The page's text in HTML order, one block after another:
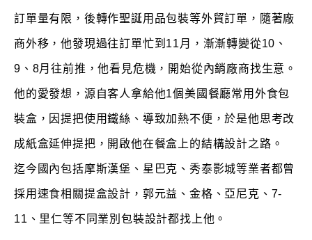
訂單量有限，後轉作聖誕用品包裝等外貿訂單，隨著廠
商外移，他發現過往訂單忙到11月，漸漸轉變從10、
9、8月往前推，他看見危機，開始從內銷廠商找生意。
他的愛發想，源自客人拿給他1個美國餐廳常用外食包
裝盒，因提把使用鐵絲、導致加熱不便，於是他思考改
成紙盒延伸提把，開啟他在餐盒上的結構設計之路。
迄今國內包括摩斯漢堡、星巴克、秀泰影城等業者都曾
採用速食相關提盒設計，郭元益、金格、亞尼克、7-
11、里仁等不同業別包裝設計都找上他。